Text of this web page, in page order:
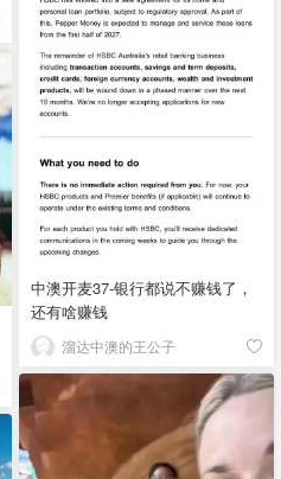
中澳开麦37-银行都说不赚钱了，
还有啥赚钱
溜达中澳的王公子